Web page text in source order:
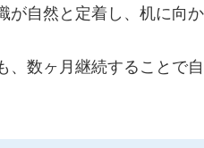
自然と定着し、机に向
数ヶ月継続することで